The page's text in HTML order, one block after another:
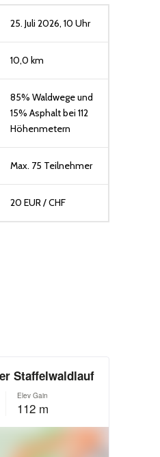
25. Juli 2026, 10 Uhr
10,0 km
85% Waldwege und
15% Asphalt bei 112
Höhenmetern
Max. 75 Teilnehmer
20 EUR / CHF